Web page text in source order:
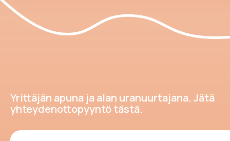
Yrittäjän apuna ja alan uranuurtajana. Jätä
yhteydenottopyyntö tästä.